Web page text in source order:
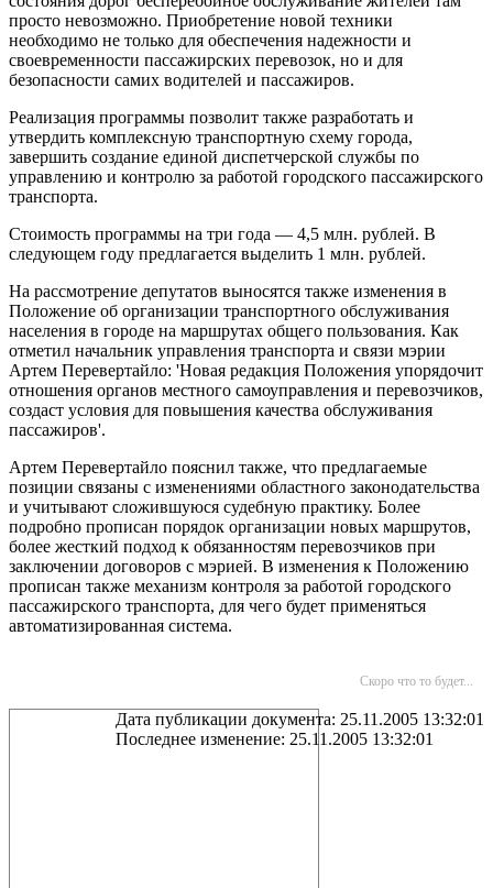
просто невозможно. Приобретение новой техники
необходимо не только для обеспечения надежности и
своевременности пассажирских перевозок, но и для
безопасности самих водителей и пассажиров.
Реализация программы позволит также разработать и
утвердить комплексную транспортную схему города,
завершить создание единой диспетчерской службы по
управлению и контролю за работой городского пассажирского
транспорта.
Стоимость программы на три года — 4,5 млн. рублей. В
следующем году предлагается выделить 1 млн. рублей.
На рассмотрение депутатов выносятся также изменения в
Положение об организации транспортного обслуживания
населения в городе на маршрутах общего пользования. Как
отметил начальник управления транспорта и связи мэрии
Артем Перевертайло: 'Новая редакция Положения упорядочит
отношения органов местного самоуправления и перевозчиков,
создаст условия для повышения качества обслуживания
пассажиров'.
Артем Перевертайло пояснил также, что предлагаемые
позиции связаны с изменениями областного законодательства
и учитывают сложившуюся судебную практику. Более
подробно прописан порядок организации новых маршрутов,
более жесткий подход к обязанностям перевозчиков при
заключении договоров с мэрией. В изменения к Положению
прописан также механизм контроля за работой городского
пассажирского транспорта, для чего будет применяться
автоматизированная система.
Скоро что то будет...
Дата публикации документа: 25.11.2005 13:32:01
Последнее изменение: 25.11.2005 13:32:01